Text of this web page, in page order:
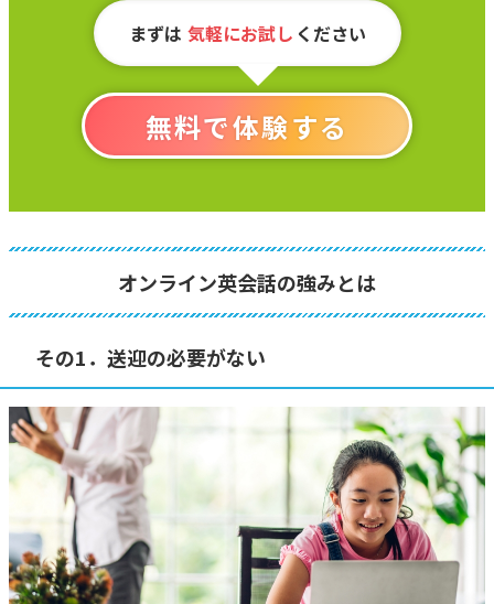
まずは 気軽にお試し ください
無料で体験する
オンライン英会話の強みとは
その1．送迎の必要がない